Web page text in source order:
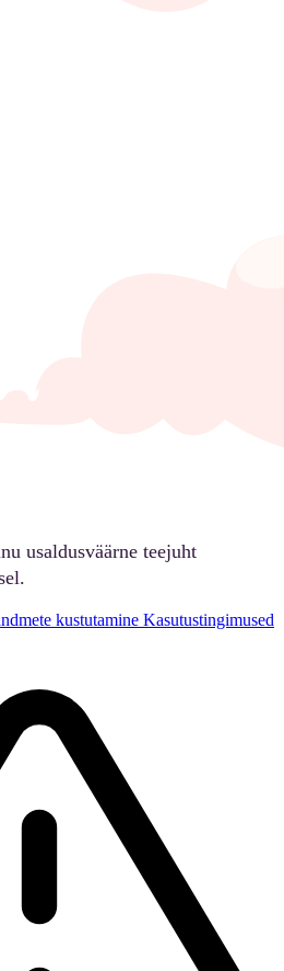
usaldusväärne teejuht
kustutamine Kasutustingimused